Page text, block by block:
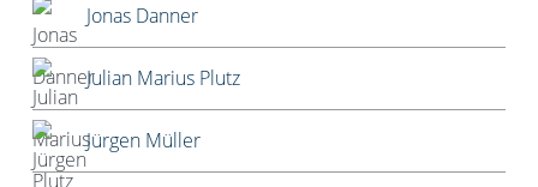
Jonas Danner
Julian Marius Plutz
Jürgen Müller